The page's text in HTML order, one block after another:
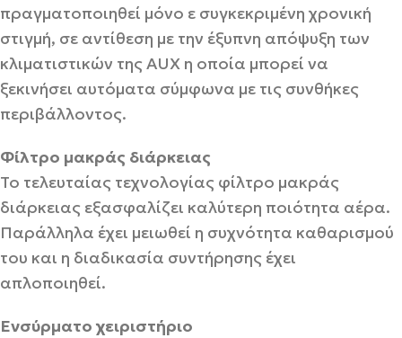
πραγματοποιηθεί μόνο ε συγκεκριμένη χρονική
στιγμή, σε αντίθεση με την έξυπνη απόψυξη των
κλιματιστικών της AUX η οποία μπορεί να
ξεκινήσει αυτόματα σύμφωνα με τις συνθήκες
περιβάλλοντος.
Φίλτρο μακράς διάρκειας
Το τελευταίας τεχνολογίας φίλτρο μακράς
διάρκειας εξασφαλίζει καλύτερη ποιότητα αέρα.
Παράλληλα έχει μειωθεί η συχνότητα καθαρισμού
του και η διαδικασία συντήρησης έχει
απλοποιηθεί.
Ενσύρματο χειριστήριο